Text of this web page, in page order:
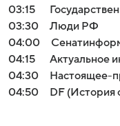
03:15
03:30
Люди РФ
04:00
04:15
Актуальное
04:30
Настоящее-
04:50
DF (История